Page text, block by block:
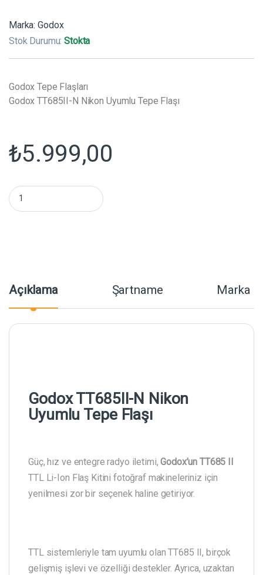
Marka: Godox
Stok Durumu:Stokta
Godox Tepe Flaşları
Godox TT685II-N Nikon Uyumlu Tepe Flaşı
₺5.999,00
Godox TT685II-N Nikon Uyumlu Tepe Flaşı miktar
Açıklama Şartname Marka
Godox TT685II-N Nikon
Uyumlu Tepe Flaşı
Güç, hız ve entegre radyo iletimi,Godox’un TT685 II
TTL Li-Ion Flaş Kitini fotoğraf makineleriniz için
yenilmesi zor bir seçenek haline getiriyor.
TTL sistemleriyle tam uyumlu olan TT685 II, birçok
gelişmiş işlevi ve özelliği destekler. Ayrıca, uzaktan